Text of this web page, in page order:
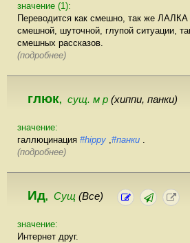
значение (1):
Переводится как смешно, так же ЛАЛКА
смешной, шуточной, глупой ситуации,
смешных рассказов.
(подробнее)
глюк, сущ. м р (хиппи, панки)
значение:
галлюцинация #hippy ,#панки .
(подробнее)
Ид, Сущ (Все)
значение:
Интернет друг.